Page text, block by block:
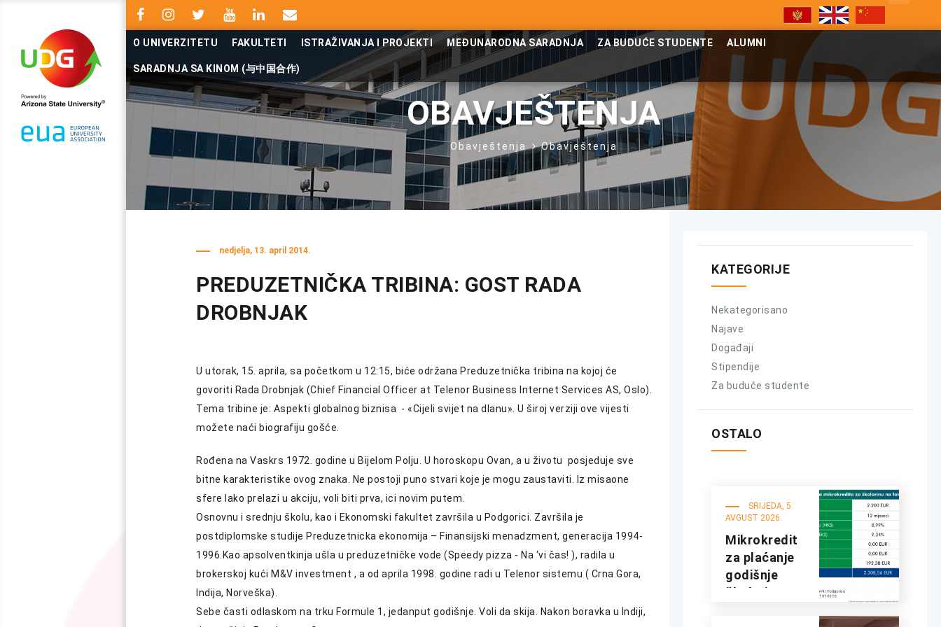
O UNIVERZITETU FAKULTETI ISTRAŽIVANJA I PROJEKTI MEĐUNARODNA SARADNJA ZA BUDUĆE STUDENTE ALUMNI
SARADNJA SA KINOM (与中国合作)
OBAVJEŠTENJA
Obavještenja Obavještenja
nedjelja, 13. april 2014.
PREDUZETNIČKA TRIBINA: GOST RADA
DROBNJAK
U utorak, 15. aprila, sa početkom u 12:15, biće održana Preduzetnička tribina na kojoj će
govoriti Rada Drobnjak (Chief Financial Officer at Telenor Business Internet Services AS, Oslo).
Tema tribine je: Aspekti globalnog biznisa - «Cijeli svijet na dlanu». U široj verziji ove vijesti
možete naći biografiju gošće.
Rođena na Vaskrs 1972. godine u Bijelom Polju. U horoskopu Ovan, a u životu posjeduje sve
bitne karakteristike ovog znaka. Ne postoji puno stvari koje je mogu zaustaviti. Iz misaone
sfere lako prelazi u akciju, voli biti prva, ici novim putem.
Osnovnu i srednju školu, kao i Ekonomski fakultet završila u Podgorici. Završila je
postdiplomske studije Preduzetnicka ekonomija – Finansijski menadzment, generacija 1994-
1996. Kao apsolventkinja ušla u preduzetničke vode (Speedy pizza - Na ‘vi čas! ), radila u
brokerskoj kući M&V investment , a od aprila 1998. godine radi u Telenor sistemu ( Crna Gora,
Indija, Norveška).
Sebe časti odlaskom na trku Formule 1, jedanput godišnje. Voli da skija. Nakon boravka u Indiji,
KATEGORIJE
Nekategorisano
Najave
Događaji
Stipendije
Za buduće studente
OSTALO
SRIJEDA, 5.
AVGUST 2026.
Mikrokredit
za plaćanje
godišnje
školarine na